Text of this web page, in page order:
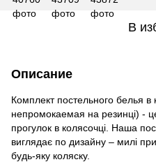
В
Описание
Комплект постельного белья в
непромокаемая на резинці) -
прогулок в колясочці. Наша
виглядає по дизайну – милі
будь-яку коляску.